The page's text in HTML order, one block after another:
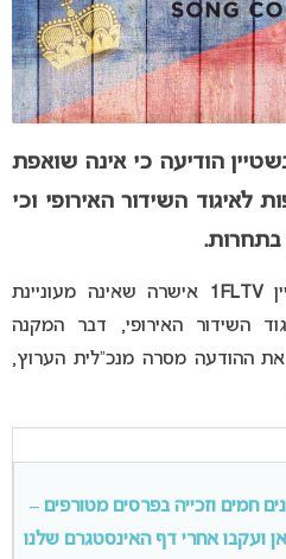
הודיעה כי אינה שואפת
השידור האירופי וכי
בתחרות.
1FLTV
אישרה שאינה מעוניינת
השידור האירופי, דבר המקנה
את ההודעה מסרהמנכ”לית הערוץ,
חמים וזכייה בפרסים מטורפים –
ועקבו אחרי דף האינסטגרם שלנו